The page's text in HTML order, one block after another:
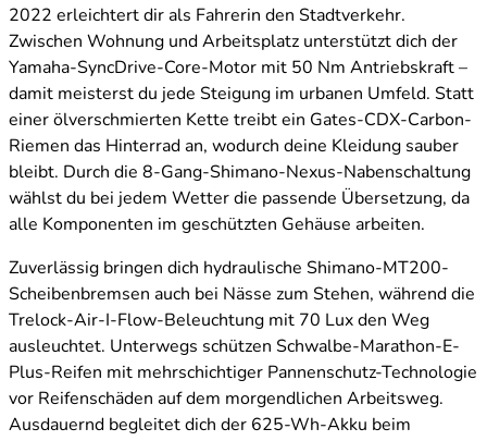
2022 erleichtert dir als Fahrerin den Stadtverkehr.
Zwischen Wohnung und Arbeitsplatz unterstützt dich der
Yamaha-SyncDrive-Core-Motor mit 50 Nm Antriebskraft –
damit meisterst du jede Steigung im urbanen Umfeld. Statt
einer ölverschmierten Kette treibt ein Gates-CDX-Carbon-
Riemen das Hinterrad an, wodurch deine Kleidung sauber
bleibt. Durch die 8-Gang-Shimano-Nexus-Nabenschaltung
wählst du bei jedem Wetter die passende Übersetzung, da
alle Komponenten im geschützten Gehäuse arbeiten.
Zuverlässig bringen dich hydraulische Shimano-MT200-
Scheibenbremsen auch bei Nässe zum Stehen, während die
Trelock-Air-I-Flow-Beleuchtung mit 70 Lux den Weg
ausleuchtet. Unterwegs schützen Schwalbe-Marathon-E-
Plus-Reifen mit mehrschichtiger Pannenschutz-Technologie
vor Reifenschäden auf dem morgendlichen Arbeitsweg.
Ausdauernd begleitet dich der 625-Wh-Akku beim